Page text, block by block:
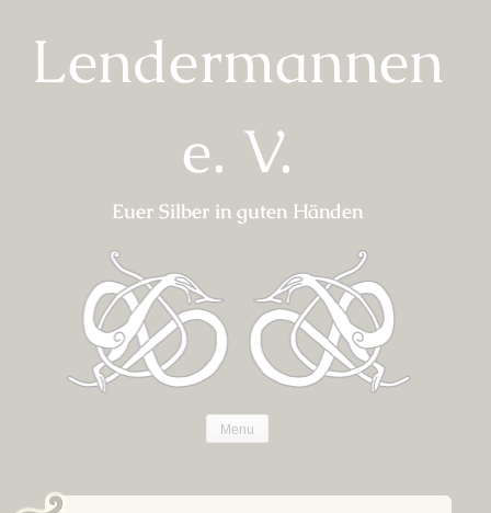
contentLendermannen
e. V.
Euer Silber in guten Händen
Menu